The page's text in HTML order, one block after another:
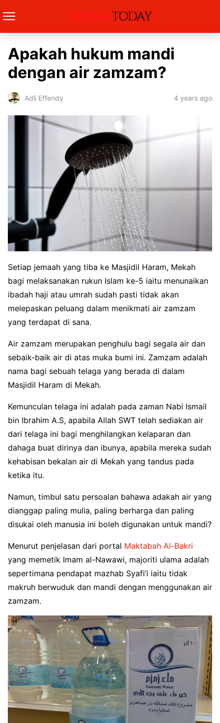
Apakah hukum mandi
dengan air zamzam?
Adli Effendy 4 years ago
Setiap jemaah yang tiba ke Masjidil Haram, Mekah
bagi melaksanakan rukun Islam ke-5 iaitu menunaikan
ibadah haji atau umrah sudah pasti tidak akan
melepaskan peluang dalam menikmati air zamzam
yang terdapat di sana.
Air zamzam merupakan penghulu bagi segala air dan
sebaik-baik air di atas muka bumi ini. Zamzam adalah
nama bagi sebuah telaga yang berada di dalam
Masjidil Haram di Mekah.
Kemunculan telaga ini adalah pada zaman Nabi Ismail
bin Ibrahim A.S, apabila Allah SWT telah sediakan air
dari telaga ini bagi menghilangkan kelaparan dan
dahaga buat dirinya dan ibunya, apabila mereka sudah
kehabisan bekalan air di Mekah yang tandus pada
ketika itu.
Namun, timbul satu persoalan bahawa adakah air yang
dianggap paling mulia, paling berharga dan paling
disukai oleh manusia ini boleh digunakan untuk mandi?
Menurut penjelasan dari portal Maktabah Al-Bakri
yang memetik Imam al-Nawawi, majoriti ulama adalah
sepertimana pendapat mazhab Syafi‘i iaitu tidak
makruh berwuduk dan mandi dengan menggunakan air
zamzam.